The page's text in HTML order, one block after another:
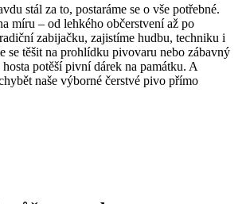
stál za to, postaráme se o vše potřebné.
míru – od lehkého občerstvení až po
zabijačku, zajistíme hudbu, techniku i
se těšit na prohlídku pivovaru nebo zábavný
potěší pivní dárek na památku. A
naše výborné čerstvé pivo přímo